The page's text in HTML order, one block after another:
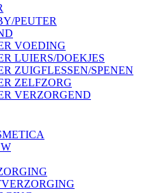
PEUTER
VOEDING
LUIERS/DOEKJES
ZUIGFLESSEN/SPENEN
ZELFZORG
VERZORGEND